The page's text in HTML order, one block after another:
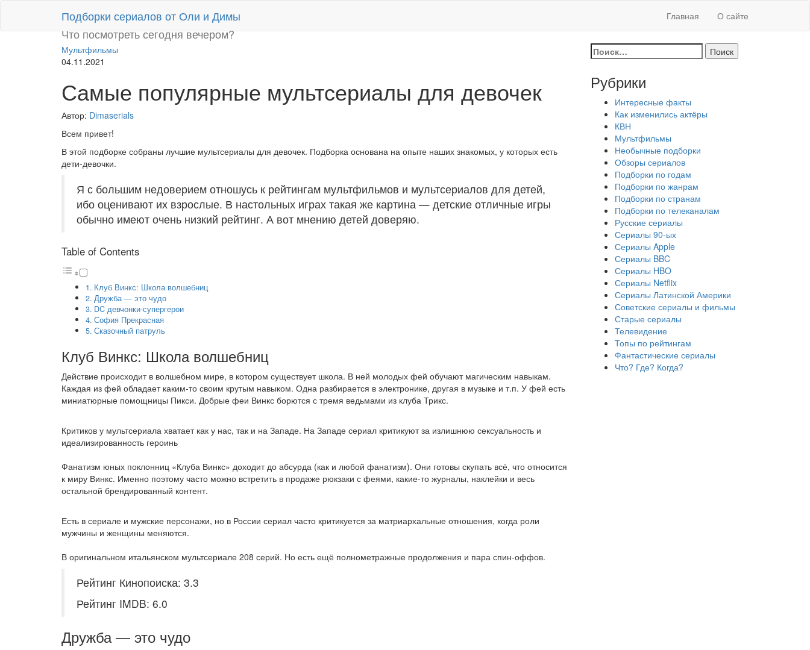
содержимому
Подборки сериалов от Оли и Димы
Что посмотреть сегодня вечером?
Главная О сайте
Мультфильмы
04.11.2021
Самые популярные мультсериалы для девочек
Автор: Dimaserials
Всем привет!
В этой подборке собраны лучшие мультсериалы для девочек. Подборка основана на опыте наших знакомых, у которых есть
дети-девочки.
Я с большим недоверием отношусь к рейтингам мультфильмов и мультсериалов для детей,
ибо оценивают их взрослые. В настольных играх такая же картина — детские отличные игры
обычно имеют очень низкий рейтинг. А вот мнению детей доверяю.
Table of Contents
Клуб Винкс: Школа волшебниц
Дружба — это чудо
DC девчонки-супергерои
София Прекрасная
Сказочный патруль
Клуб Винкс: Школа волшебниц
Действие происходит в волшебном мире, в котором существует школа. В ней молодых фей обучают магическим навыкам.
Каждая из фей обладает каким-то своим крутым навыком. Одна разбирается в электронике, другая в музыке и т.п. У фей есть
миниатюрные помощницы Пикси. Добрые феи Винкс борются с тремя ведьмами из клуба Трикс.
Критиков у мультсериала хватает как у нас, так и на Западе. На Западе сериал критикуют за излишнюю сексуальность и
идеализированность героинь
Фанатизм юных поклонниц «Клуба Винкс» доходит до абсурда (как и любой фанатизм). Они готовы скупать всё, что относится
к миру Винкс. Именно поэтому часто можно встретить в продаже рюкзаки с феями, какие-то журналы, наклейки и весь
остальной брендированный контент.
Есть в сериале и мужские персонажи, но в России сериал часто критикуется за матриархальные отношения, когда роли
мужчины и женщины меняются.
В оригинальном итальянском мультсериале 208 серий. Но есть ещё полнометражные продолжения и пара спин-оффов.
Рейтинг Кинопоиска: 3.3
Рейтинг IMDB: 6.0
Дружба — это чудо
Найти:
Рубрики
Интересные факты
Как изменились актёры
КВН
Мультфильмы
Необычные подборки
Обзоры сериалов
Подборки по годам
Подборки по жанрам
Подборки по странам
Подборки по телеканалам
Русские сериалы
Сериалы 90-ых
Сериалы Apple
Сериалы BBC
Сериалы HBO
Сериалы Netflix
Сериалы Латинской Америки
Советские сериалы и фильмы
Старые сериалы
Телевидение
Топы по рейтингам
Фантастические сериалы
Что? Где? Когда?